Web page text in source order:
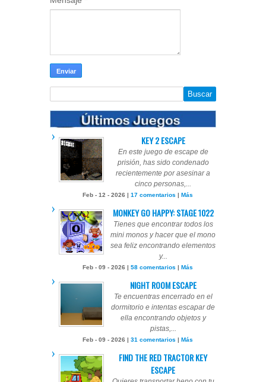
KEY 2 ESCAPE
En este juego de escape de
prisión, has sido condenado
recientemente por asesinar a
cinco personas,...
Feb - 12 - 2026 | 17 comentarios | Más
MONKEY GO HAPPY: STAGE 1022
Tienes que encontrar todos los
mini monos y hacer que el mono
sea feliz encontrando elementos
y...
Feb - 09 - 2026 | 58 comentarios | Más
NIGHT ROOM ESCAPE
Te encuentras encerrado en el
dormitorio e intentas escapar de
ella encontrando objetos y
pistas,...
Feb - 09 - 2026 | 31 comentarios | Más
FIND THE RED TRACTOR KEY
ESCAPE